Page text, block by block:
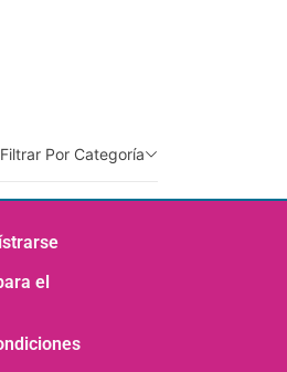
Filtrar Por Categoría
el